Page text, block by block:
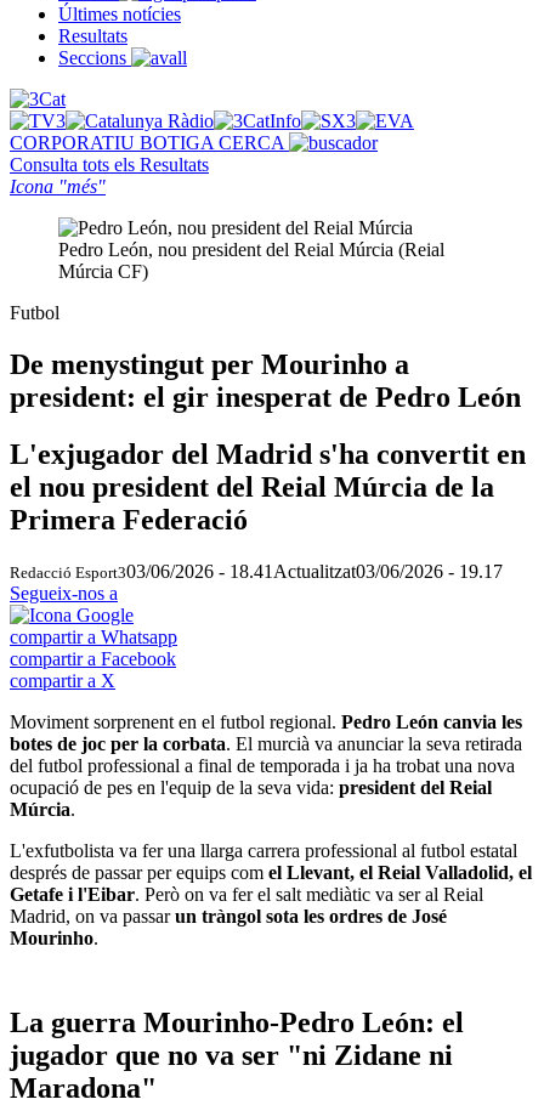
Últimes notícies
Resultats
Seccions
CORPORATIU BOTIGA CERCA
Consulta tots els Resultats
Icona "més"
Pedro León, nou president del Reial Múrcia (Reial
Múrcia CF)
Futbol
De menystingut per Mourinho a
president: el gir inesperat de Pedro León
L'exjugador del Madrid s'ha convertit en
el nou president del Reial Múrcia de la
Primera Federació
Redacció Esport303/06/2026 - 18.41 Actualitzat03/06/2026 - 19.17
Segueix-nos a
compartir a Whatsapp
compartir a Facebook
compartir a X
Moviment sorprenent en el futbol regional. Pedro León canvia les
botes de joc per la corbata. El murcià va anunciar la seva retirada
del futbol professional a final de temporada i ja ha trobat una nova
ocupació de pes en l'equip de la seva vida: president del Reial
Múrcia.
L'exfutbolista va fer una llarga carrera professional al futbol estatal
després de passar per equips com el Llevant, el Reial Valladolid, el
Getafe i l'Eibar. Però on va fer el salt mediàtic va ser al Reial
Madrid, on va passarun tràngol sota les ordres de José
Mourinho.
La guerra Mourinho-Pedro León: el
jugador que no va ser "ni Zidane ni
Maradona"